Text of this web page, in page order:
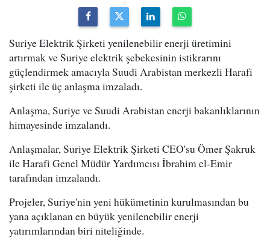
Suriye Elektrik Şirketi yenilenebilir enerji üretimini
artırmak ve Suriye elektrik şebekesinin istikrarını
güçlendirmek amacıyla Suudi Arabistan merkezli Harafi
şirketi ile üç anlaşma imzaladı.
Anlaşma, Suriye ve Suudi Arabistan enerji bakanlıklarının
himayesinde imzalandı.
Anlaşmalar, Suriye Elektrik Şirketi CEO'su Ömer Şakruk
ile Harafi Genel Müdür Yardımcısı İbrahim el-Emir
tarafından imzalandı.
Projeler, Suriye'nin yeni hükümetinin kurulmasından bu
yana açıklanan en büyük yenilenebilir enerji
yatırımlarından biri niteliğinde.